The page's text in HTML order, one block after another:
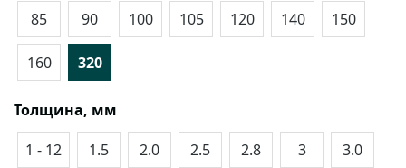
85 90 100 105 120 140 150
160 320
Толщина, мм
1 - 12
1.5 2.0 2.5 2.8 3 3.0